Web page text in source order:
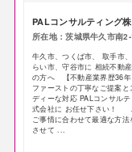
PALコンサルティング
所在地：茨城県牛久市南
牛久市、つくば市、 取手市
らい市、守谷市に 相続不動
の方へ 【不動産業界歴36年
ファーストの丁寧なご提案と
ディーな対応 PALコンサル
式会社に お任せ下さい！
ご事情に合わせて最適な方法
させて ...